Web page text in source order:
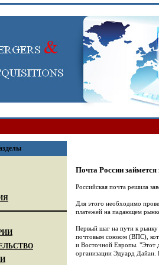
Почта России
Российская почта решила
Для этого необходимо
платежей на падающем
Первый шаг на пути к
почтовым союзом (ВПС),
и Восточной Европы. "Этот
организации Эдуард Дайан.